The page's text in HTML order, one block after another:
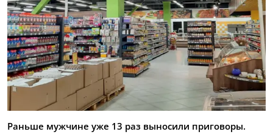
Раньше мужчине уже 13 раз выносили приговоры.